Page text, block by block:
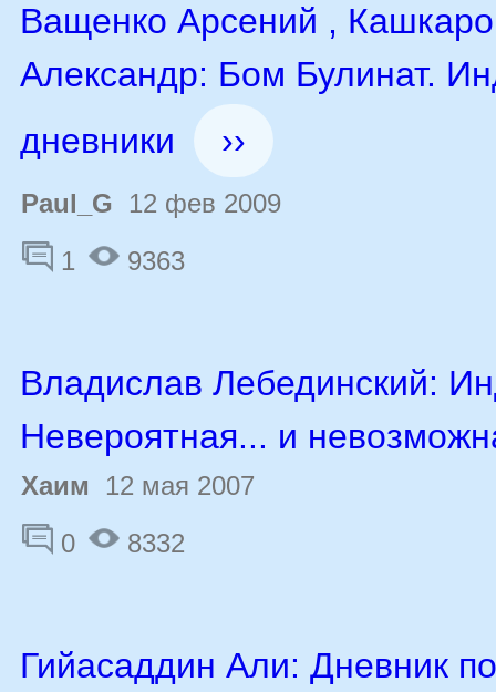
Ващенко Арсений ,
Александр: Бом Булинат.
дневники
››
Paul_G 12 фев 2009
1
9363
Владислав Лебединский:
Невероятная... и
Хаим 12 мая 2007
0
8332
Гийасаддин Али: Дневник